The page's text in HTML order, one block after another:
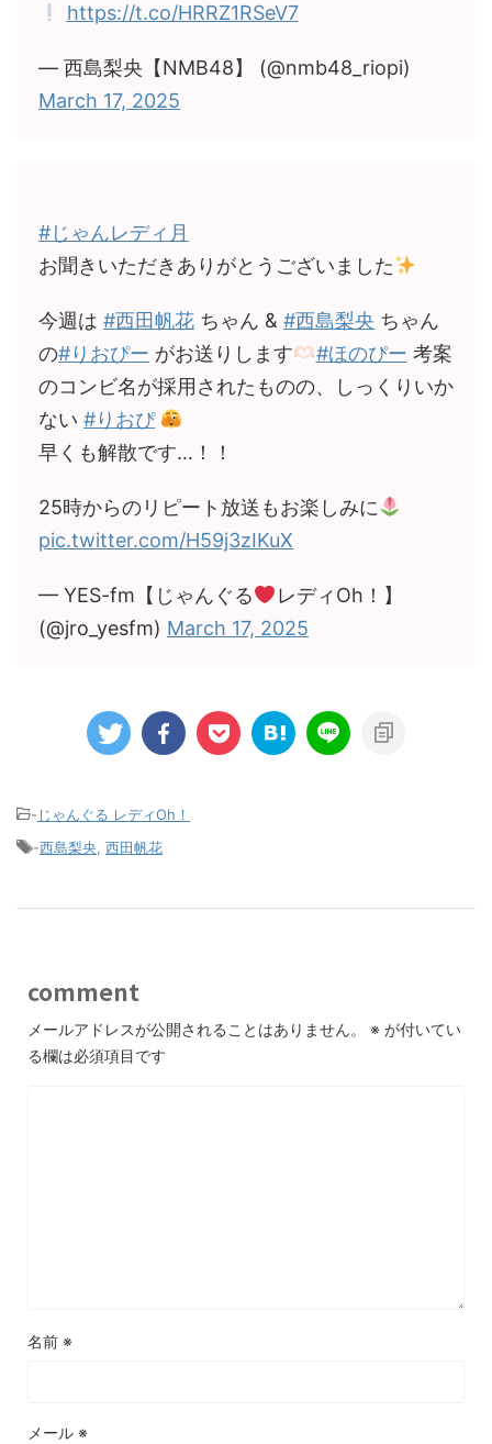
https://t.co/HRRZ1RSeV7
— 西島梨央【NMB48】 (@nmb48_riopi)
March 17, 2025
#じゃんレディ月
お聞きいただきありがとうございました
今週は #西田帆花 ちゃん & #西島梨央 ちゃん
の#りおぴー がお送りします #ほのぴー 考案
のコンビ名が採用されたものの、しっくりいか
ない #りおぴ
早くも解散です…！！
25時からのリピート放送もお楽しみに
pic.twitter.com/H59j3zIKuX
— YES-fm【じゃんぐる
レディOh！】
(@jro_yesfm) March 17, 2025
- じゃんぐる レディOh！
-西島梨央 西田帆花
comment
メールアドレスが公開されることはありません。 ※ が付いてい
る欄は必須項目です
名前 ※
メール ※